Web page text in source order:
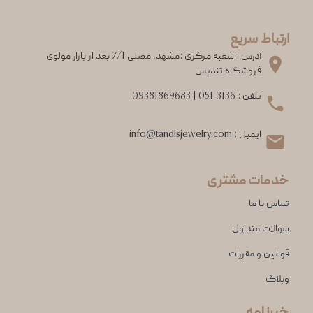
ارتباط سریع
آدرس : شعبه مرکزی :مشهد، مصلی 7/1 بعد از بازار مولوی
فروشگاه تندیس
تلفن : 051-3136
09381869683
ایمیل : info@tandisjewelry.com
خدمات مشتری
تماس با ما
سوالات متداول
قوانین و مقررات
وبلاگ